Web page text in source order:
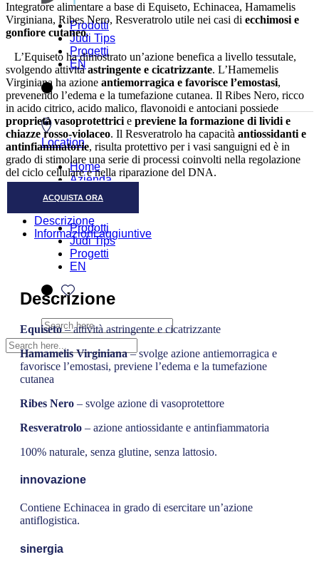
Prodotti
Judi Tips
Progetti
EN
Location
Home
Azienda
Prodotti
Judi Tips
Progetti
EN
Integratore alimentare a base di Equiseto, Echinacea, Hamamelis
Virginiana, Ribes Nero, Resveratrolo utile nei casi di ecchimosi e
gonfiore cutaneo.
L’Equiseto ha dimostrato un’azione benefica a livello tessutale,
svolgendo attivitàastringente e cicatrizzante. L’Hamemelis
Virginiana ha azione antiemorragica e favorisce l’emostasi,
prevenendo l’edema e la tumefazione cutanea. Il Ribes Nero, ricco
in acido citrico, acido malico, flavonoidi e antociani possiede
proprietà vasoprotettrici e previene la formazione di lividi e
chiazze rosso-violaceo. Il Resveratrolo ha capacità antiossidanti e
antinfiammatorie, risulta protettivo per i vasi sanguigni ed è in
grado di stimolare una serie di processi coinvolti nella regolazione
del ciclo cellulare e nella riparazione del DNA.
ACQUISTA ORA
Descrizione
Informazioni aggiuntive
Descrizione
Equiseto– attività astringente e cicatrizzante
Hamamelis Virginiana – svolge azione antiemorragica e
favorisce l’emostasi, previene l’edema e la tumefazione
cutanea
Ribes Nero – svolge azione di vasoprotettore
Resveratrolo – azione antiossidante e antinfiammatoria
100% naturale, senza glutine, senza lattosio.
innovazione
Contiene Echinacea in grado di esercitare un’azione
antiflogistica.
sinergia